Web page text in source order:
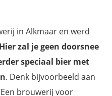
in Alkmaar en werd
Hier zal je geen doorsnee
speciaal bier met
. Denk bijvoorbeeld aan
brouwerij voor